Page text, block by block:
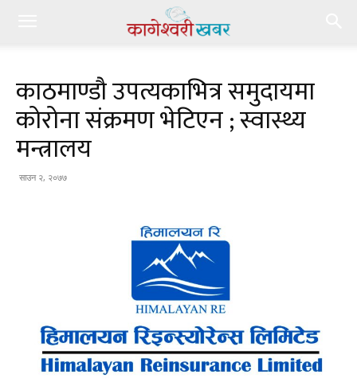
काठमाण्डौ उपत्यकाभित्र समुदायमा
कोरोना संक्रमण भेटिएन ; स्वास्थ्य
मन्त्रालय
साउन २, २०७७